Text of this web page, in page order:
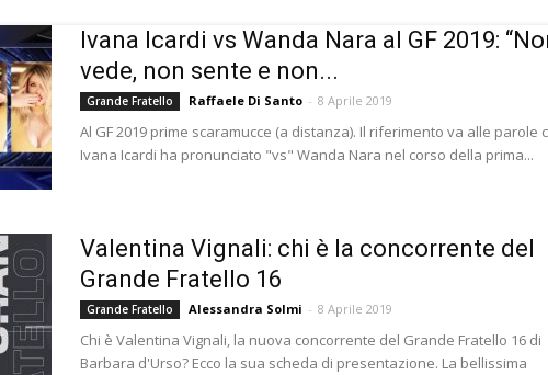
Ivana Icardi vs Wanda Nara al GF 2019:
vede, non sente e non...
Grande Fratello Raffaele Di Santo - 8 Aprile 2019
Al GF 2019 prime scaramucce (a distanza). Il riferimento va alle parole
Ivana Icardi ha pronunciato "vs" Wanda Nara nel corso della prima...
Valentina Vignali: chi è la concorrente del
Grande Fratello 16
Grande Fratello Alessandra Solmi - 8 Aprile 2019
Chi è Valentina Vignali, la nuova concorrente del Grande Fratello 16 di
Barbara d'Urso? Ecco la sua scheda di presentazione. La bellissima